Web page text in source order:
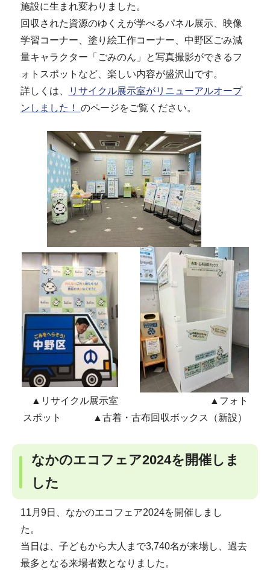
施設に生まれ変わりました。
回収された資源のゆくえが学べるパネル展示、映像
学習コーナー、塗り絵工作コーナー、中野区ごみ減
量キャラクター「ごみのん」と写真撮影ができるフ
ォトスポットなど、楽しい内容が盛沢山です。
詳しくは、
リサイクル展示室がリニューアルオープ
ンしました！ のページをご覧ください。
▲リサイクル展示室 ▲フォト
スポット ▲古着・古布回収ボックス（新設）
なかのエコフェア2024を開催しま
した
11月9日、なかのエコフェア2024を開催しまし
た。
当日は、子どもから大人まで3,740名が来場し、過去
最多となる来場者数となりました。